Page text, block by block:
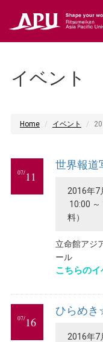
イベント
Home イベント
07/11
世界報道
2016年7
10:00
料）
立命館アジ
ール
こちらのイ
07/16
ひらめき
2016年7